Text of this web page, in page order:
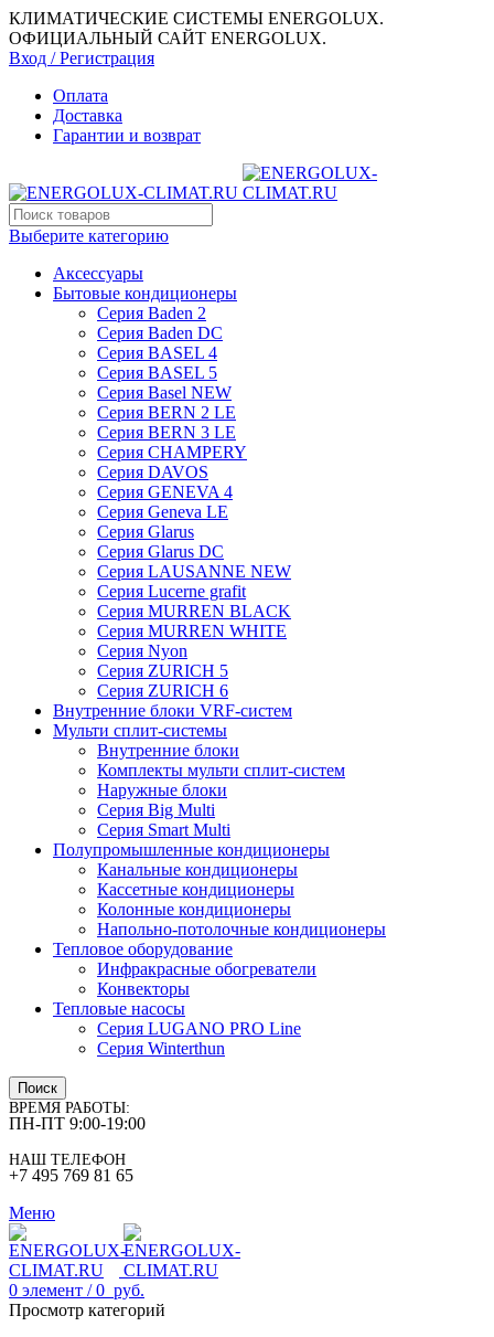
КЛИМАТИЧЕСКИЕ СИСТЕМЫ ENERGOLUX.
ОФИЦИАЛЬНЫЙ САЙТ ENERGOLUX.
Вход / Регистрация
Оплата
Доставка
Гарантии и возврат
Выберите категорию
Аксессуары
Бытовые кондиционеры
Серия Baden 2
Серия Baden DC
Серия BASEL 4
Серия BASEL 5
Серия Basel NEW
Серия BERN 2 LE
Серия BERN 3 LE
Серия CHAMPERY
Серия DAVOS
Серия GENEVA 4
Серия Geneva LE
Серия Glarus
Серия Glarus DC
Серия LAUSANNE NEW
Серия Lucerne grafit
Серия MURREN BLACK
Серия MURREN WHITE
Серия Nyon
Серия ZURICH 5
Серия ZURICH 6
Внутренние блоки VRF-систем
Мульти сплит-системы
Внутренние блоки
Комплекты мульти сплит-систем
Наружные блоки
Серия Big Multi
Серия Smart Multi
Полупромышленные кондиционеры
Канальные кондиционеры
Кассетные кондиционеры
Колонные кондиционеры
Напольно-потолочные кондиционеры
Тепловое оборудование
Инфракрасные обогреватели
Конвекторы
Тепловые насосы
Серия LUGANO PRO Line
Серия Winterthun
Поиск
ВРЕМЯ РАБОТЫ:
ПН-ПТ 9:00-19:00
НАШ ТЕЛЕФОН
+7 495 769 81 65
Меню
0 элемент / 0 руб.
Просмотр категорий